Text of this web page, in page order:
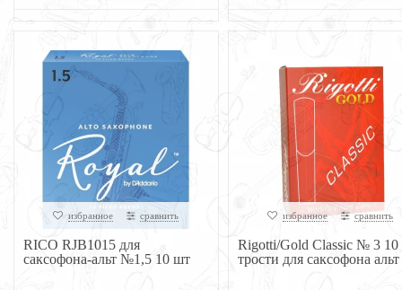
избранное сравнить
RICO RJB1015 для
саксофона-альт №1,5 10 шт
избранное сравнить
Rigotti/Gold Classic № 3
трости для саксофона альт